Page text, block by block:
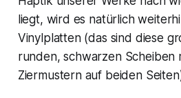
liegt, wird es natürlich
Vinylplatten (das sind diese
runden, schwarzen Scheiben
Ziermustern auf beiden